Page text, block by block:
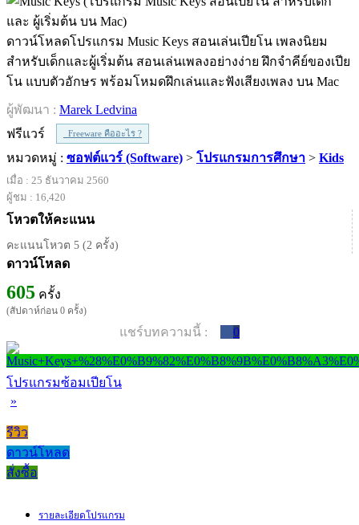
ดาวน์โหลดโปรแกรม Music Keys สอนเล่นเปียโน เพลงนิยม
สำหรับเด็กและผู้เริ่มต้น สอนเล่นเพลงอย่างง่าย ฝึกจำคีย์ของเปีย
โน แบบตัวอักษร พร้อมโหมดฝึกเล่นและฟังเสียงเพลง บน Mac
ผู้พัฒนา : Marek Ledvina
ฟรีแวร์
Freeware คืออะไร ?
หมวดหมู่ : ซอฟต์แวร์ (Software) > โปรแกรมการศึกษา > Kids
เมื่อ : 25 ธันวาคม 2560
ผู้ชม : 16,420
โหวตให้คะแนน
คะแนนโหวต 5 (2 ครั้ง)
ดาวน์โหลด
605 ครั้ง
(สัปดาห์ก่อน 0 ครั้ง)
แชร์บทความนี้ : 0
โปรแกรมซ้อมเปียโน
»
รีวิว
ดาวน์โหลด
สั่งซื้อ
รายละเอียดโปรแกรม